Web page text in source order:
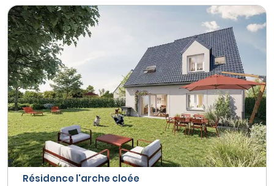
Résidence l'arche cloée